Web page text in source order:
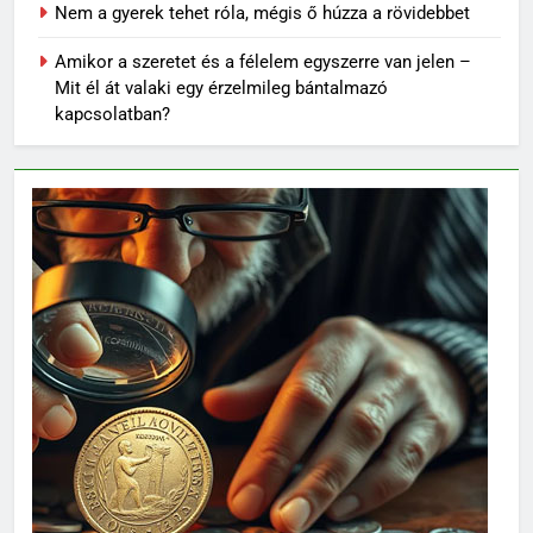
Nem a gyerek tehet róla, mégis ő húzza a rövidebbet
Amikor a szeretet és a félelem egyszerre van jelen –
Mit él át valaki egy érzelmileg bántalmazó
kapcsolatban?
Topi Rönni a Ferencvárosban –
Új lendület a Fradi
jégkorongcsapatánál
SPORT
63
Petra Simon – Egy magyar
tehetség, aki világszinten is
feltűnést keltett
SPORT
64
Az FTC körüli uszály – magyar
foci homokra épül?